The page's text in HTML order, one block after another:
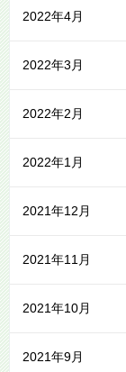
2022年4月
2022年3月
2022年2月
2022年1月
2021年12月
2021年11月
2021年10月
2021年9月